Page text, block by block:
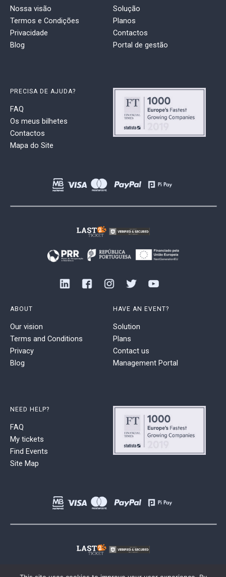
Nossa visão
Termos e Condições
Privacidade
Blog
Solução
Planos
Contactos
Portal de gestão
PRECISA DE AJUDA?
FAQ
Os meus bilhetes
Contactos
Mapa do Site
ABOUT
Our vision
Terms and Conditions
Privacy
Blog
HAVE AN EVENT?
Solution
Plans
Contact us
Management Portal
NEED HELP?
FAQ
My tickets
Find Events
Site Map